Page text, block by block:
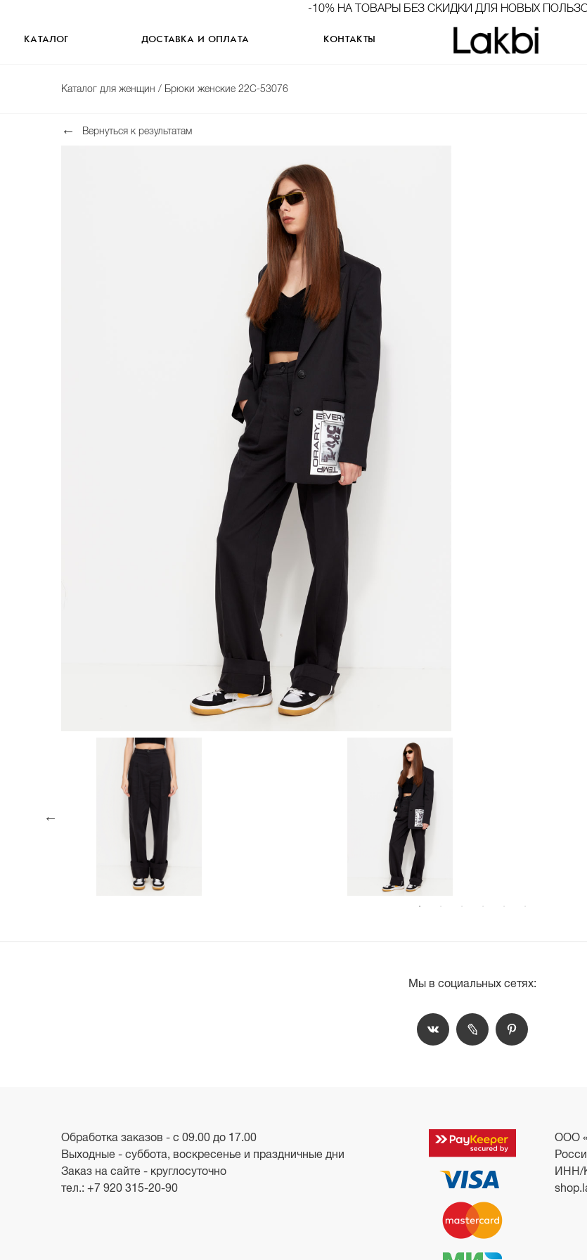
-10% НА ТОВАРЫ БЕЗ СКИДКИ ДЛЯ НОВЫХ
КАТАЛОГ ДОСТАВКА И ОПЛАТА КОНТАКТЫ
Каталог для женщин / Брюки женские 22C-53076
Вернуться к результатам
Мы в социальных сетях:
Обработка заказов - с 09.00 до 17.00
Выходные - суббота, воскресенье и праздничные дни
Заказ на сайте - круглосуточно
тел.: +7 920 315-20-90
ООО
ИНН/